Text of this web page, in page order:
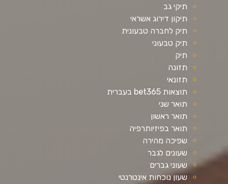
תיקי גב
תיקון דירוג אשראי
תיק לחברה טבעונית
תיק טבעוני
תיק
תזונה
תזונאי
תוצאות bet365 בעברית
תואר שני
תואר ראשון
תואר בפיזיותרפיה
שפיכה מהירה
שעונים לגבר
שעוני גברים
שעון נוכחות אינטרנטי